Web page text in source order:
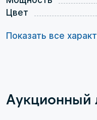
Цвет
Показать все
Аукционный